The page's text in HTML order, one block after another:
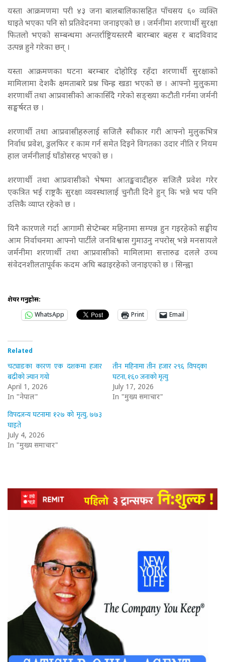
यस्ता आक्रमणमा परी ४३ जना बालबालिकासहित पाँचसय ६० व्यक्ति
घाइते भएका पनि सो प्रतिवेदनमा जनाइएको छ । जर्मनीमा शरणार्थी सुरक्षा
फितलो भएको सम्बन्धमा अन्तर्राष्ट्रियस्तरमै बारम्बार बहस र बादविवाद
उत्पन्न हुने गरेका छन् ।
यस्ता आक्रमणका घटना बरम्बार दोहोरिइ रहँदा शरणार्थी सुरक्षाको
मामिलामा देशकै क्षमताबारे प्रश्न चिन्ह्र खडा भएको छ । आफ्नो मुलुकमा
शरणार्थी तथा आप्रवासीको आकासिँदै गरेको सङ्ख्या कटौती गर्नमा जर्मनी
सङ्घर्षरत छ ।
शरणार्थी तथा आप्रवासीहरुलाई सजिलै स्वीकार गरी आफ्नो मुलुकभित्र
निर्वाध प्रवेश, डुलफिर र काम गर्न समेत दिइने विगतका उदार नीति र नियम
हाल जर्मनीलाई घाँडोसरह भएको छ ।
शरणार्थी तथा आप्रवासीको भेषमा आतङ्कवादीहरु सजिलै प्रवेश गरेर
एकत्रित भई राष्ट्रकै सुरक्षा व्यवस्थालाई चुनौती दिने हुन् कि भन्ने भय पनि
उत्तिकै व्याप्त रहेको छ ।
यिनै कारणले गर्दा आगामी सेप्टेम्बर महिनामा सम्पन्न हुन गइरहेको सङ्घीय
आम निर्वाचनमा आफ्नो पार्टीले जनविश्वास गुमाउनु नपरोस् भन्ने मनसायले
जर्मनीमा शरणार्थी तथा आप्रवासीको मामिलामा सत्तारुढ दलले उच्च
संवेदनशीलतापूर्वक कदम अघि बढाइरहेको जनाइएको छ । सिन्ह्वा
शेयर गर्नुहोस:
WhatsApp
Print Email
Related
चट्याङका कारण एक दशकमा हजार
बढीको ज्यान गयो
April 1, 2026
In "नेपाल"
तीन महिनामा तीन हजार २९६ विपद्का
घटना, १६० जनाको मृत्यु
July 17, 2026
In "मुख्य समाचार"
विपदजन्य घटनामा १२७ को मृत्यु, ७७३
घाइते
July 4, 2026
In "मुख्य समाचार"